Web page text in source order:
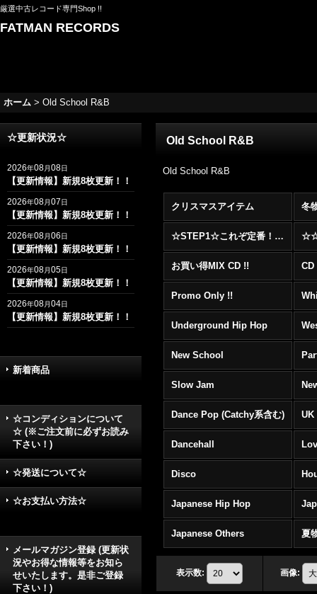
厳選中古レコード専門Shop !!
FATMAN RECORDS
ホーム > Old School R&B
☆更新状況☆
2026年08月08日
【更新情報】新規8枚更新！！
2026年08月07日
【更新情報】新規8枚更新！！
2026年08月06日
【更新情報】新規8枚更新！！
2026年08月05日
【更新情報】新規8枚更新！！
2026年08月04日
【更新情報】新規8枚更新！！
新着商品
☆コンディションについて
☆ (※ご注文前に必ずお読み
下さい！)
☆発送について☆
☆お支払い方法☆
メールマガジン登録 (更新状
況やお得な情報等をお知ら
せいたします。是非ご登録
下さい！)
Old School R&B
Old School R&B
クリスマスアイテム 冬
☆STEP1☆これぞ定番！！まずはここから！2000年代R&BフロアヒットBest 100 !!!
お買い得MIX CD !!
Promo Only !!
Underground Hip Hop
New School
Slow Jam
Dance Pop (Catchy系含む) UK
Dancehall
Disco
Japanese Hip Hop
Japanese Others 夏
表示数: 画像: